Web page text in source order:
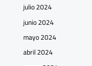
julio 2024
junio 2024
mayo 2024
abril 2024